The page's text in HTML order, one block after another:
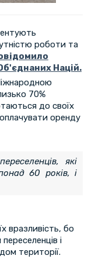
роботи та
Об'єднаних Націй.
70%
до своїх
оренду
які
60 років, і
вразливість, бо
і
території.